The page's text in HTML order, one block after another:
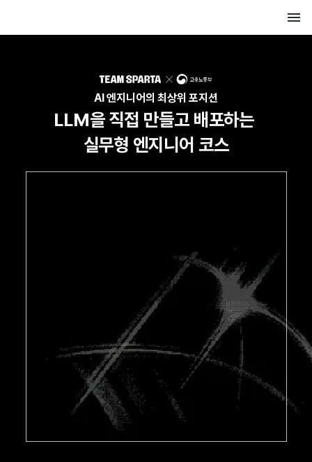
AI 엔지니어의 최상위 포지션
LLM을 직접 만들고 배포하는
실무형 엔지니어 코스